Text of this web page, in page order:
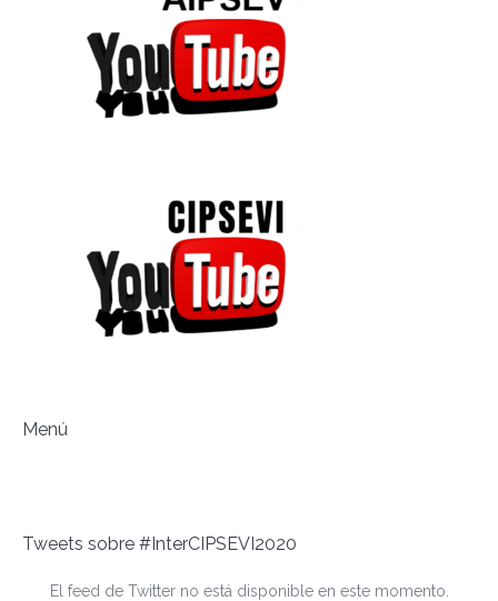
Menú
Tweets sobre #InterCIPSEVI2020
El feed de Twitter no está disponible en este momento.